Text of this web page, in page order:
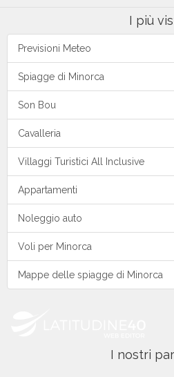
I più
Previsioni Meteo
Spiagge di Minorca
Son Bou
Cavalleria
Villaggi Turistici All Inclusive
Appartamenti
Noleggio auto
Voli per Minorca
Mappe delle spiagge di Minorca
I nostri